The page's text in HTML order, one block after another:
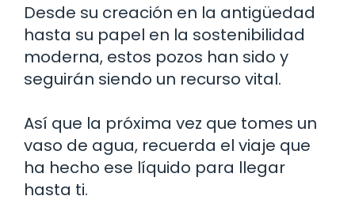
Desde su creación en la antigüedad
hasta su papel en la sostenibilidad
moderna, estos pozos han sido y
seguirán siendo un recurso vital.
Así que la próxima vez que tomes un
vaso de agua, recuerda el viaje que
ha hecho ese líquido para llegar
hasta ti.